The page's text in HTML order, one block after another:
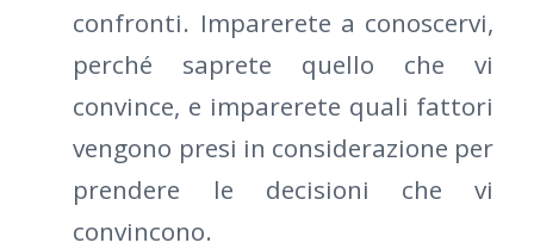
confronti. Imparerete a conoscervi,
perché saprete quello che vi
convince, e imparerete quali fattori
vengono presi in considerazione per
prendere le decisioni che vi
convincono.